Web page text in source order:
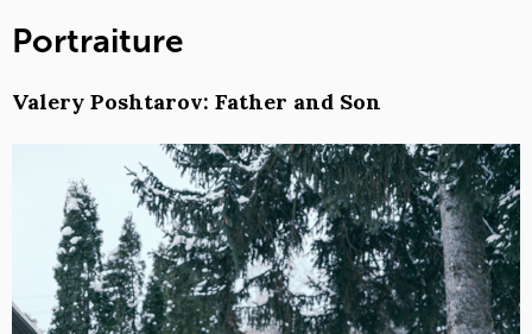
Portraiture
Valery Poshtarov: Father and Son